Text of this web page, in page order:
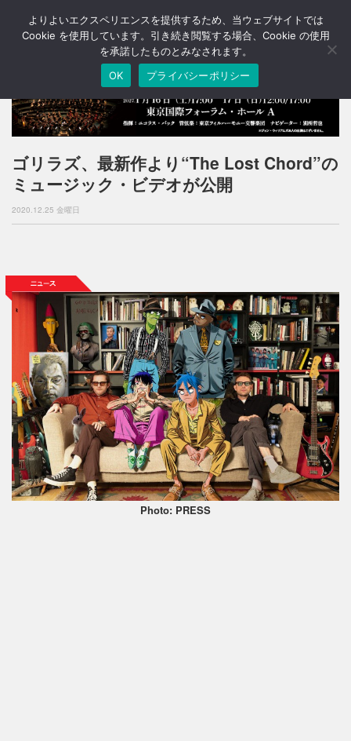
T
o
a
v
i
g
o
ゴリラズ、最新作より“The Lost Chord”の
ミュージック・ビデオが公開
2020.12.25 金曜日
Photo: PRESS
よりよいエクスペリエンスを提供するため、当ウェブサイトでは
Cookie を使用しています。引き続き閲覧する場合、Cookie の使用
を承諾したものとみなされます。
OK
プライバシーポリシー